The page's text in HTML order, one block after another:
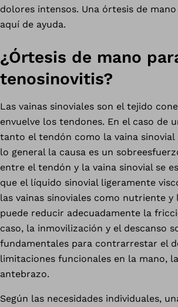
dolores intensos. Una órtesis de
aquí de ayuda.
¿Órtesis de mano
tenosinovitis?
Las vainas sinoviales son el tejido
envuelve los tendones. En el caso de
tanto el tendón como la vaina sinovial
lo general la causa es un
entre el tendón y la vaina sinovial se
que el líquido sinovial ligeramente
las vainas sinoviales como nutriente y
puede reducir adecuadamente la
caso, la inmovilización y el descanso
fundamentales para contrarrestar el
limitaciones funcionales en la mano,
antebrazo.
Según las necesidades individuales,